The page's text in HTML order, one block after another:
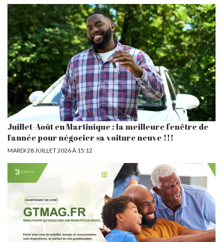
Juillet-Août en Martinique : la meilleure fenêtre de
l'année pour négocier sa voiture neuve !!!
MARDI 28 JUILLET 2026 À 15:12